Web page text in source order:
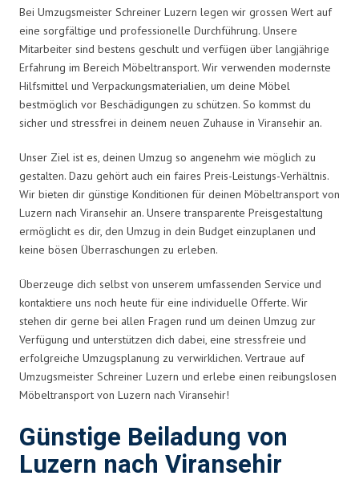
Bei Umzugsmeister Schreiner Luzern legen wir grossen Wert auf
eine sorgfältige und professionelle Durchführung. Unsere
Mitarbeiter sind bestens geschult und verfügen über langjährige
Erfahrung im Bereich Möbeltransport. Wir verwenden modernste
Hilfsmittel und Verpackungsmaterialien, um deine Möbel
bestmöglich vor Beschädigungen zu schützen. So kommst du
sicher und stressfrei in deinem neuen Zuhause in Viransehir an.
Unser Ziel ist es, deinen Umzug so angenehm wie möglich zu
gestalten. Dazu gehört auch ein faires Preis-Leistungs-Verhältnis.
Wir bieten dir günstige Konditionen für deinen Möbeltransport von
Luzern nach Viransehir an. Unsere transparente Preisgestaltung
ermöglicht es dir, den Umzug in dein Budget einzuplanen und
keine bösen Überraschungen zu erleben.
Überzeuge dich selbst von unserem umfassenden Service und
kontaktiere uns noch heute für eine individuelle Offerte. Wir
stehen dir gerne bei allen Fragen rund um deinen Umzug zur
Verfügung und unterstützen dich dabei, eine stressfreie und
erfolgreiche Umzugsplanung zu verwirklichen. Vertraue auf
Umzugsmeister Schreiner Luzern und erlebe einen reibungslosen
Möbeltransport von Luzern nach Viransehir!
Günstige Beiladung von
Luzern nach Viransehir